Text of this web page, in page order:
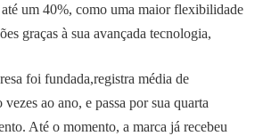
até um 40%, como uma maior flexibilidade
graças à sua avançada tecnologia,
foi fundada,registra média de
ao ano, e passa por sua quarta
Até o momento, a marca já recebeu